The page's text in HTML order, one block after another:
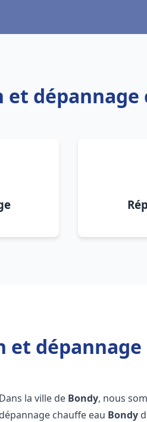
dépannage
dépannage
Dans la ville de Bondy, nous
dépannage chauffe eau Bondy